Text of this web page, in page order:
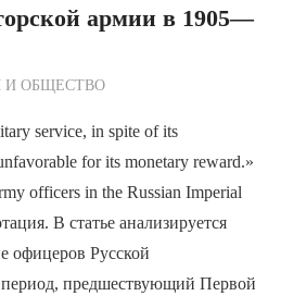
армии в 1905—
по Редакции
И ОБЩЕСТВО
service, in spite of its
for its monetary reward.»
officers in the Russian Imperial
В статье анализируется
офицеров Русской
предшествующий Первой